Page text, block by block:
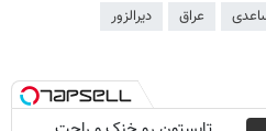
عراق دیرالزور